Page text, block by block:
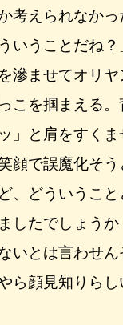
考えられなかっ
いうことだね？
滲ませてオリヤ
こを掴まえる
」と肩をすく
顔で誤魔化そ
ど、どういうこ
したでしょうか
いとは言わせ
ら顔見知りら